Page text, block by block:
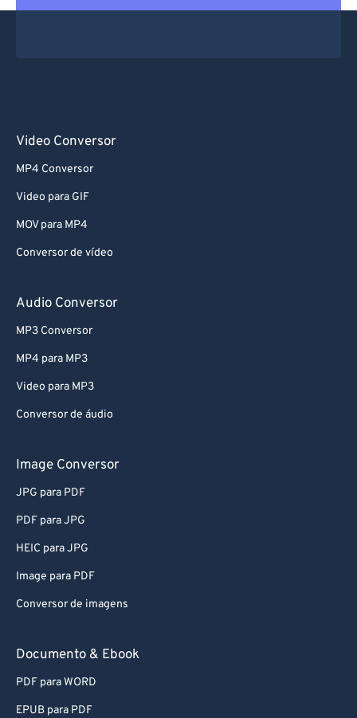
Video Conversor
MP4 Conversor
Video para GIF
MOV para MP4
Conversor de vídeo
Audio Conversor
MP3 Conversor
MP4 para MP3
Video para MP3
Conversor de áudio
Image Conversor
JPG para PDF
PDF para JPG
HEIC para JPG
Image para PDF
Conversor de imagens
Documento & Ebook
PDF para WORD
EPUB para PDF